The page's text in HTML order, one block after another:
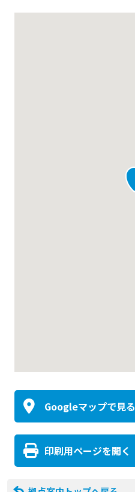
Googleマップで見る
印刷用ページを開く